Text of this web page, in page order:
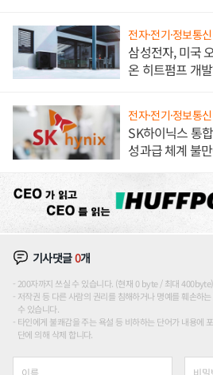
전자·전기·정보통신
삼성전자, 미국
온 히트펌프 개
전자·전기·정보통신
SK하이닉스 통
성과급 체계 불
기사댓글0개
200자까지 쓰실 수 있습니다. (현재 0 byte / 최대 400byte)
저작권 등 다른 사람의 권리를 침해하거나 명예를 훼손하
수 있습니다.
타인에게 불쾌감을 주는 욕설 등 비하하는 단어가 내용에
단에 의해 삭제 합니다.